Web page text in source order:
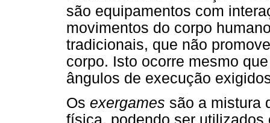
são equipamentos com
movimentos do corpo
tradicionais, que não
corpo. Isto ocorre mesmo
ângulos de execução
Os exergames são a mistura
física, podendo ser